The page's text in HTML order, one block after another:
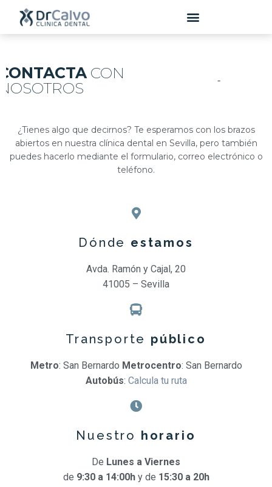
contenido
CON
¿Tienes algo que decirnos? Te esperamos con los brazos
abiertos en nuestra clínica dental en Sevilla, pero también
puedes hacerlo mediante el formulario, correo electrónico o
teléfono.
Dónde estamos
Avda. Ramón y Cajal, 20
41005 – Sevilla
Transporte público
Metro: San Bernardo Metrocentro: San Bernardo
Autobús: Calcula tu ruta
Nuestro horario
De Lunes a Viernes
de 9:30 a 14:00hy de 15:30 a 20h